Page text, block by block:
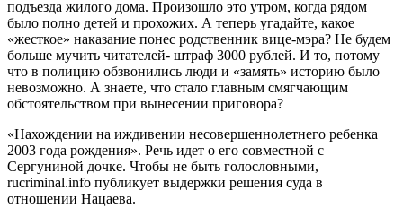
подъезда жилого дома. Произошло это утром, когда рядом
было полно детей и прохожих. А теперь угадайте, какое
«жесткое» наказание понес родственник вице-мэра? Не будем
больше мучить читателей- штраф 3000 рублей. И то, потому
что в полицию обзвонились люди и «замять» историю было
невозможно. А знаете, что стало главным смягчающим
обстоятельством при вынесении приговора?
«Нахождении на иждивении несовершеннолетнего ребенка
2003 года рождения». Речь идет о его совместной с
Сергуниной дочке. Чтобы не быть голословными,
rucriminal.info публикует выдержки решения суда в
отношении Нацаева.